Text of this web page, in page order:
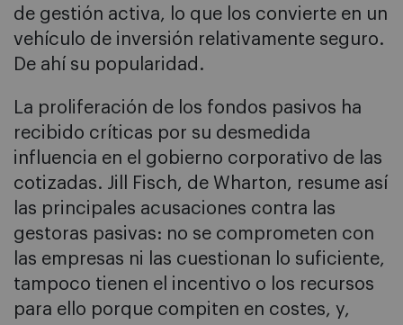
de gestión activa, lo que los convierte en un
vehículo de inversión relativamente seguro.
De ahí su popularidad.
La proliferación de los fondos pasivos ha
recibido críticas por su desmedida
influencia en el gobierno corporativo de las
cotizadas. Jill Fisch, de Wharton, resume así
las principales acusaciones contra las
gestoras pasivas: no se comprometen con
las empresas ni las cuestionan lo suficiente,
tampoco tienen el incentivo o los recursos
para ello porque compiten en costes, y,